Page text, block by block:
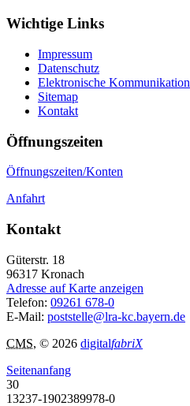
Wichtige Links
Impressum
Datenschutz
Elektronische Kommunikation
Sitemap
Kontakt
Öffnungszeiten
Öffnungszeiten/Konten
Anfahrt
Kontakt
Güterstr. 18
96317 Kronach
Adresse auf Karte anzeigen
Telefon: 09261 678-0
E-Mail: poststelle@lra-kc.bayern.de
CMS, © 2026 digitalfabriX
Seitenanfang
30
13237-1902389978-0